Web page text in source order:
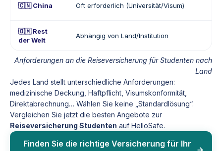
🇨🇳 China Oft erforderlich (Universität/Visum)
🇴🇲 Rest
der Welt
Abhängig von Land/Institution
Anforderungen an die Reiseversicherung für Studenten nach
Land
Jedes Land stellt unterschiedliche Anforderungen:
medizinische Deckung, Haftpflicht, Visumskonformität,
Direktabrechnung… Wählen Sie keine „Standardlösung“.
Vergleichen Sie jetzt die besten Angebote zur
Reiseversicherung Studenten auf HelloSafe.
Finden Sie die richtige Versicherung für Ihr